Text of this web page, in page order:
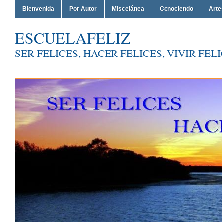
Bienvenida Por Autor Miscelánea Conociendo
ESCUELAFELIZ
SER FELICES, HACER FELICES, VIVIR